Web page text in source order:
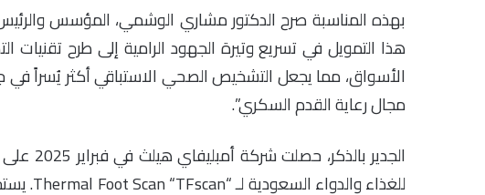
بهذه المناسبة صرح الدكتور مشاري الوشمي، المؤسس
هذا التمويل في تسريع وتيرة الجهود الرامية إلى طرح تقنيات
الأسواق، مما يجعل التشخيص الصحي الاستباقي أكثر يُسراً في
مجال رعاية القدم السكري”.
الجدير